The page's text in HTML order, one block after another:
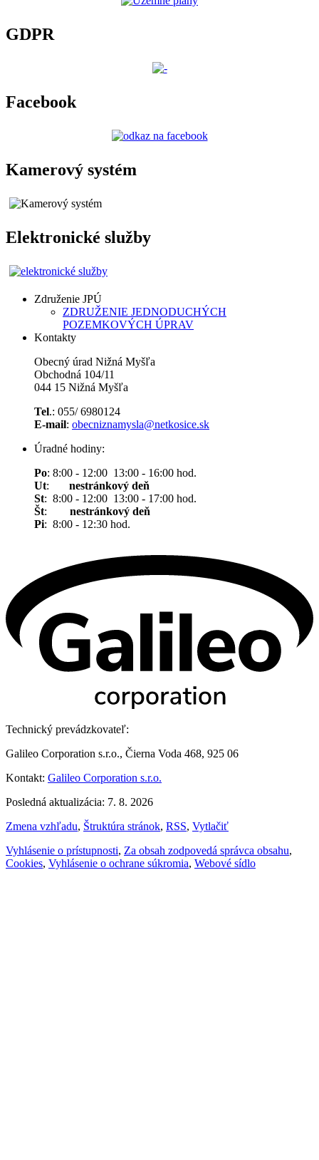
GDPR
Facebook
Kamerový systém
Elektronické služby
Združenie JPÚ
ZDRUŽENIE JEDNODUCHÝCH
POZEMKOVÝCH ÚPRAV
Kontakty
Obecný úrad Nižná Myšľa
Obchodná 104/11
044 15 Nižná Myšľa
Tel.: 055/ 6980124
E-mail: obecniznamysla@netkosice.sk
Úradné hodiny:
Po: 8:00 - 12:00 13:00 - 16:00 hod.
Ut:
nestránkový deň
St: 8:00 - 12:00 13:00 - 17:00 hod.
Št: nestránkový deň
Pi: 8:00 - 12:30 hod.
Technický prevádzkovateľ:
Galileo Corporation s.r.o., Čierna Voda 468, 925 06
Kontakt: Galileo Corporation s.r.o.
Posledná aktualizácia: 7. 8. 2026
Zmena vzhľadu, Štruktúra stránok, RSS, Vytlačiť
Vyhlásenie o prístupnosti, Za obsah zodpovedá správca obsahu,
Cookies, Vyhlásenie o ochrane súkromia, Webové sídlo